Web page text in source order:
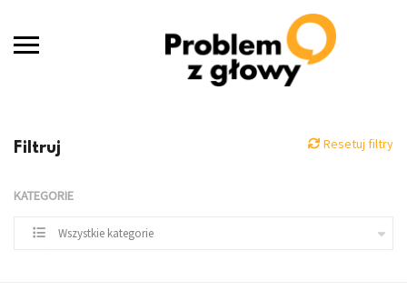
Filtruj Resetuj filtry
KATEGORIE
Wszystkie kategorie